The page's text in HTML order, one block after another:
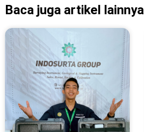
Baca juga artikel lainnya